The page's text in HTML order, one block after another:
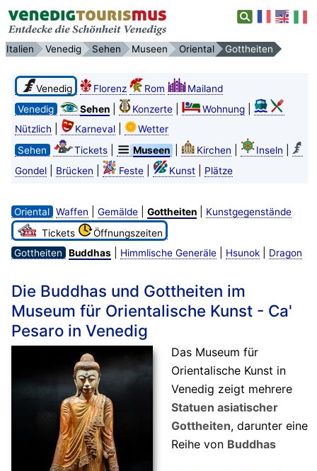
Italien Venedig Sehen Museen Oriental Gottheiten
Venedig Florenz Rom
Mailand
Venedig
Sehen| Konzerte| Wohnung|
Nützlich Karneval|
Wetter
Sehen
Tickets| Museen Kirchen Inseln
Gondel| Brücken Feste| Kunst| Plätze
Oriental Waffen Gemälde| Gottheiten|
Kunstgegenstände
Tickets
Öffnungszeiten
Gottheiten
Buddhas| Himmlische Generäle| Hsunok| Dragon
Die Buddhas und Gottheiten im
Museum für Orientalische Kunst - Ca'
Pesaro in Venedig
Das Museum für
Orientalische Kunst in
Venedig zeigt mehrere
Statuen asiatischer
Gottheiten, darunter eine
Reihe von Buddhas